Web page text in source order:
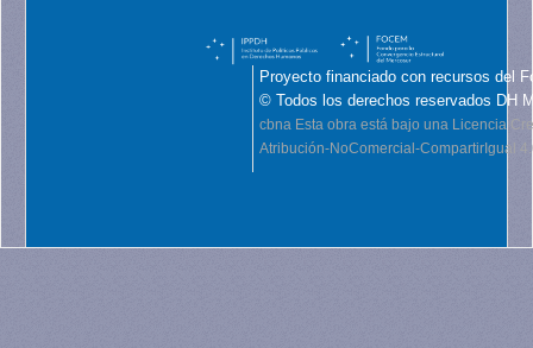
Proyecto financiado con recursos del
© Todos los derechos reservados DH
cbna Esta obra está bajo una Licencia
Atribución-NoComercial-CompartirIgual